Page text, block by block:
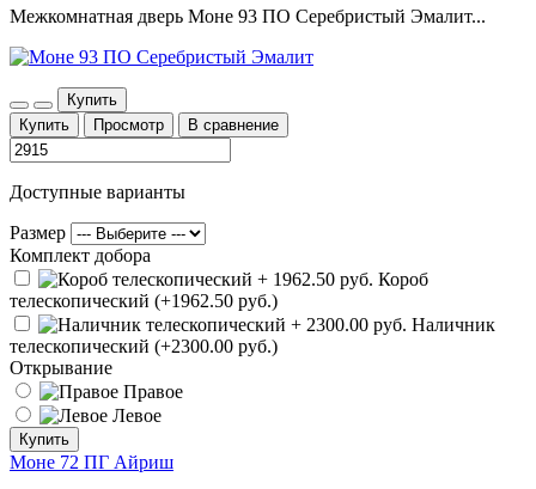
Межкомнатная дверь Моне 93 ПО Серебристый Эмалит...
Купить
Купить
Просмотр В сравнение
Доступные варианты
Размер
Комплект добора
Короб
телескопический (+1962.50 руб.)
Наличник
телескопический (+2300.00 руб.)
Открывание
Правое
Левое
Купить
Моне 72 ПГ Айриш